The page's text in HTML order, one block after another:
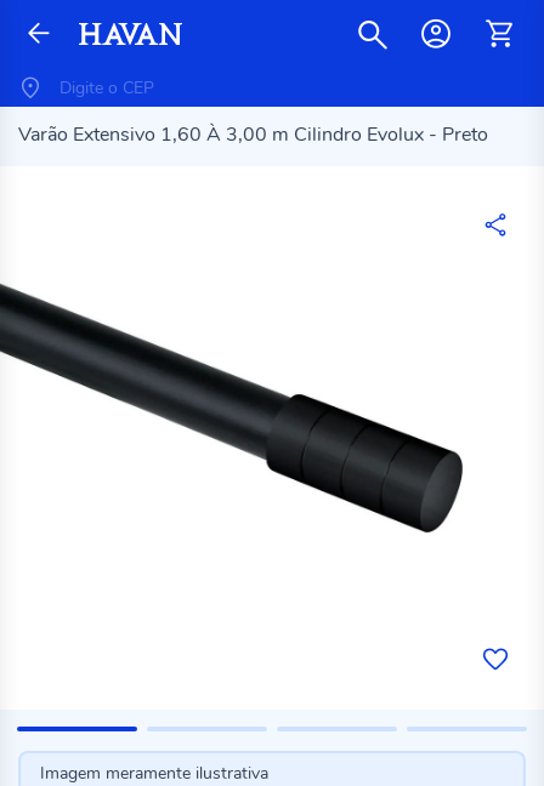
Varão Extensivo 1,60 À 3,00 m Cilindro Evolux - Preto
Imagem meramente ilustrativa